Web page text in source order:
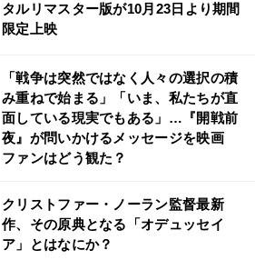
タルリマスター版が10月23日より期間
限定上映
「戦争は突然ではなく人々の選択の積
み重ねで始まる」「いま、私たちが直
面している現実でもある」…『開戦前
夜』が問いかけるメッセージを映画
ファンはどう観た？
クリストファー・ノーラン監督最新
作、その原典となる「オデュッセイ
ア」とはなにか？